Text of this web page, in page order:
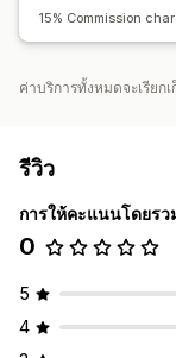
15% Commission
ค่าบริการทั้งหมดจะเรียก
รีวิว
การให้คะแนนโดยรว
0
5
4